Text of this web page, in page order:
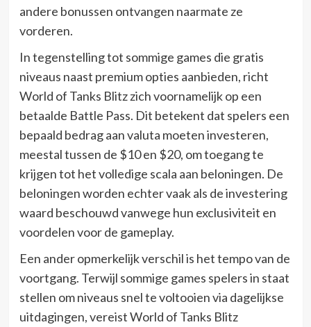
andere bonussen ontvangen naarmate ze
vorderen.
In tegenstelling tot sommige games die gratis
niveaus naast premium opties aanbieden, richt
World of Tanks Blitz zich voornamelijk op een
betaalde Battle Pass. Dit betekent dat spelers een
bepaald bedrag aan valuta moeten investeren,
meestal tussen de $10 en $20, om toegang te
krijgen tot het volledige scala aan beloningen. De
beloningen worden echter vaak als de investering
waard beschouwd vanwege hun exclusiviteit en
voordelen voor de gameplay.
Een ander opmerkelijk verschil is het tempo van de
voortgang. Terwijl sommige games spelers in staat
stellen om niveaus snel te voltooien via dagelijkse
uitdagingen, vereist World of Tanks Blitz